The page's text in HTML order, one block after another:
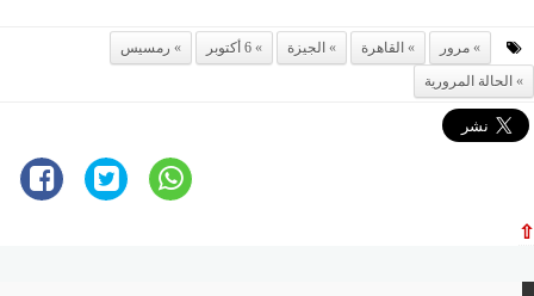
مرور القاهرة الجيزة 6 أكتوبر
رمسيس
الحالة المرورية
⇧